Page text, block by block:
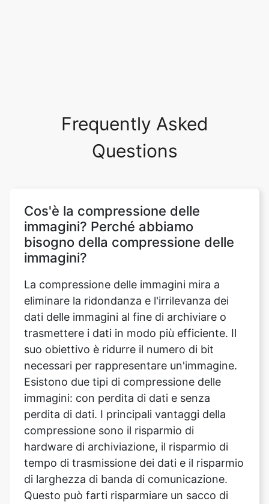
Cos'è la compressione delle
immagini?
La compressione delle immagini mira a
eliminare la ridondanza e l'irrilevanza dei
dati delle immagini al fine di archiviare o
trasmettere i dati in modo più efficiente. Il
suo obiettivo è ridurre il numero di bit
necessari per rappresentare un'immagine.
Esistono due tipi di compressione delle
immagini: con perdita di dati e senza
perdita di dati. I principali vantaggi della
compressione sono il risparmio di
hardware di archiviazione, il risparmio di
tempo di trasmissione dei dati e il risparmio
di larghezza di banda di comunicazione.
Questo può farti risparmiare un sacco di
soldi. I file compressi richiedono una
capacità di archiviazione molto inferiore
rispetto ai dati non compressi, con